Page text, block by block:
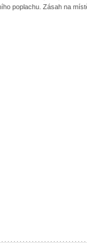
poplachu. Zásah na